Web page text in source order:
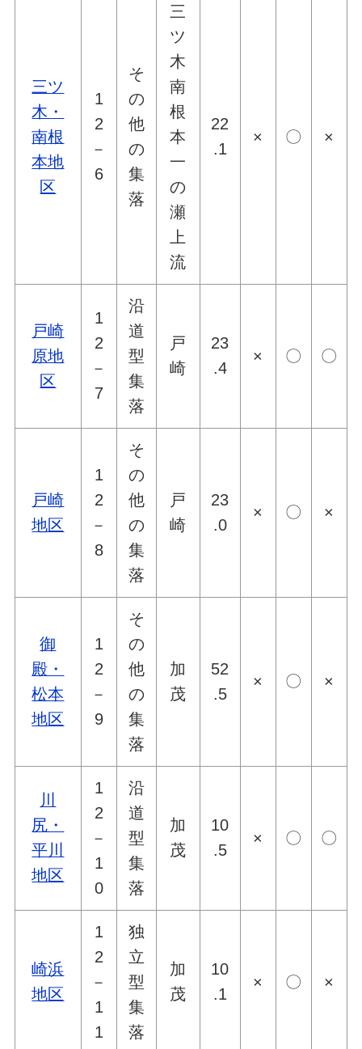
三ツ
木・
南根
本地
区
1
2
－
6
そ
の
他
の
集
落
三
ツ
木
南
根
本
一
の
瀬
上
流
22
.1
× 〇 ×
戸崎
原地
区
1
2
－
7
沿
道
型
集
落
戸
崎
23
.4
× 〇 〇
戸崎
地区
1
2
－
8
そ
の
他
の
集
落
戸
崎
23
.0
× 〇 ×
御
殿・
松本
地区
1
2
－
9
そ
の
他
の
集
落
加
茂
52
.5
× 〇 ×
川
尻・
平川
地区
1
2
－
1
0
沿
道
型
集
落
加
茂
10
.5
× 〇 〇
崎浜
地区
1
2
－
1
1
独
立
型
集
落
加
茂
10
.1
× 〇 ×